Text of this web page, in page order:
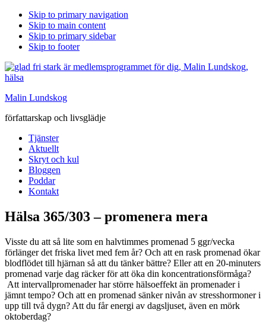
Skip to primary navigation
Skip to main content
Skip to primary sidebar
Skip to footer
Malin Lundskog
författarskap och livsglädje
Tjänster
Aktuellt
Skryt och kul
Bloggen
Poddar
Kontakt
Hälsa 365/303 – promenera mera
Visste du att så lite som en halvtimmes promenad 5 ggr/vecka
förlänger det friska livet med fem år? Och att en rask promenad ökar
blodflödet till hjärnan så att du tänker bättre? Eller att en 20-minuters
promenad varje dag räcker för att öka din koncentrationsförmåga?
Att intervallpromenader har större hälsoeffekt än promenader i
jämnt tempo? Och att en promenad sänker nivån av stresshormoner i
upp till två dygn? Att du får energi av dagsljuset, även en mörk
oktoberdag?